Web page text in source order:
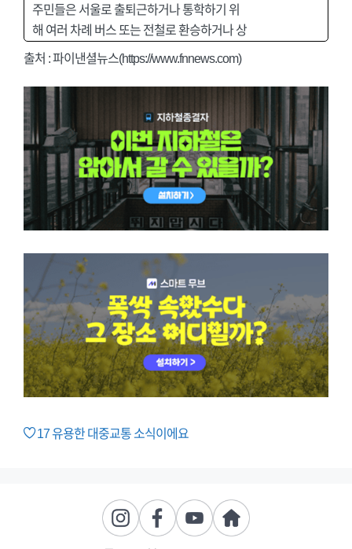
주민들은 서울로 출퇴근하거나 통학하기 위
해 여러 차례 버스 또는 전철로 환승하거나 상
출처 : 파이낸셜뉴스(https://www.fnnews.com)
17유용한 대중교통 소식이에요